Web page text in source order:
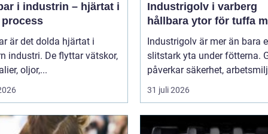
i industrin – hjärtat i
är det dolda hjärtat i
industri. De flyttar vätskor,
oljor,...
Industrigolv i varberg
hållbara ytor för tuffa
Industrigolv är mer än bara
slitstark yta under fötterna.
påverkar säkerhet,
31 juli 2026